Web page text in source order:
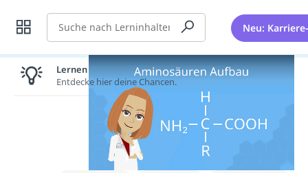
Suche Neu:
Lernen lohnt sich!
Entdecke hier deine Chancen.